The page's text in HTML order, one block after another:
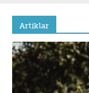
Artiklar